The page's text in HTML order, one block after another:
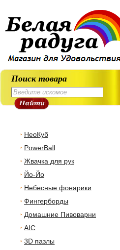
Поиск товара
НеоКуб
PowerBall
Жвачка для рук
Йо-Йо
Небесные фонарики
Фингерборды
Домашние Пивоварни
AIC
3D пазлы